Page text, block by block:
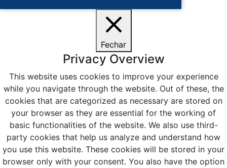
Fechar
Privacy Overview
This website uses cookies to improve your experience
while you navigate through the website. Out of these, the
cookies that are categorized as necessary are stored on
your browser as they are essential for the working of
basic functionalities of the website. We also use third-
party cookies that help us analyze and understand how
you use this website. These cookies will be stored in your
browser only with your consent. You also have the option